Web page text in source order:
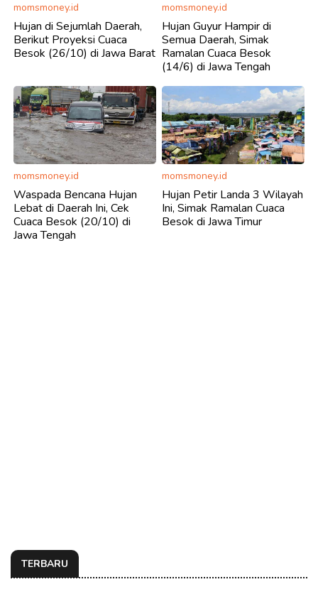
momsmoney.id
Hujan di Sejumlah Daerah,
Berikut Proyeksi Cuaca
Besok (26/10) di Jawa Barat
momsmoney.id
Hujan Guyur Hampir di
Semua Daerah, Simak
Ramalan Cuaca Besok
(14/6) di Jawa Tengah
momsmoney.id
Waspada Bencana Hujan
Lebat di Daerah Ini, Cek
Cuaca Besok (20/10) di
Jawa Tengah
momsmoney.id
Hujan Petir Landa 3 Wilayah
Ini, Simak Ramalan Cuaca
Besok di Jawa Timur
TERBARU